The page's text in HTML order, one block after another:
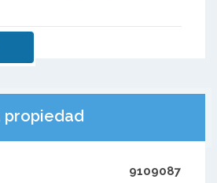
propiedad
9109087